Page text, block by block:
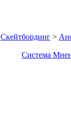
Скейтбординг >
Система